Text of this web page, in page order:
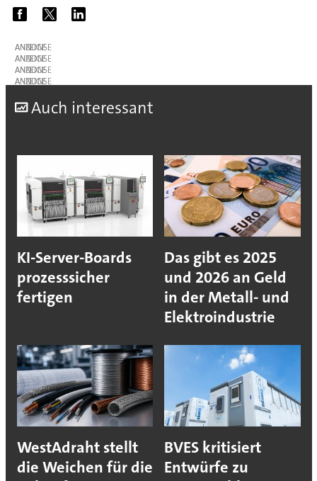
ANZEIGE
ANZEIGE
ANZEIGE
ANZEIGE
Auch interessant
KI-Server-Boards
prozesssicher
fertigen
Das gibt es 2025
und 2026 an Geld
in der Metall- und
Elektroindustrie
WestAdraht stellt
die Weichen für die
BVES kritisiert
Entwürfe zu